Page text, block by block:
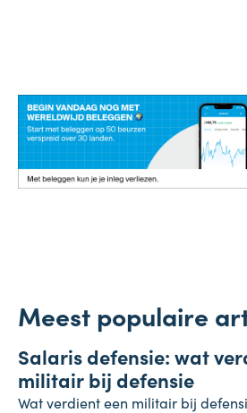
Meest populaire
7 augustus 2026
Salaris defensie: wat
militair bij defensie
Wat verdient een militair bij